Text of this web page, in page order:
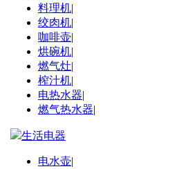
料理机|
绞肉机|
咖啡壶|
烘碗机|
燃气灶|
榨汁机|
电热水器|
燃气热水器|
生活电器
电水壶|